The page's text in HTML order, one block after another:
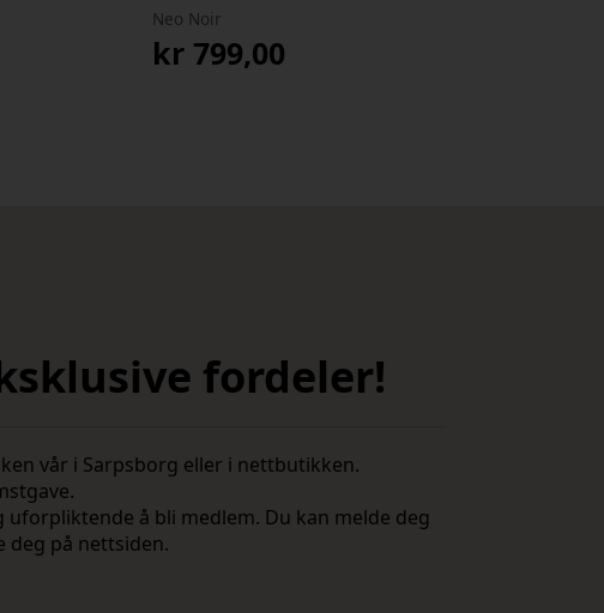
Neo Noir
kr 799,00
fordeler!
vår i Sarpsborg eller i nettbutikken.
å bli medlem. Du kan melde deg
på nettsiden.